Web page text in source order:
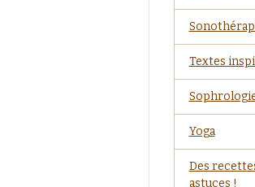
Textes
Yoga
Des
astuces !